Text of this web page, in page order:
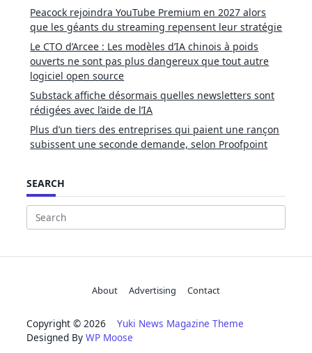
Peacock rejoindra YouTube Premium en 2027 alors
que les géants du streaming repensent leur stratégie
Le CTO d’Arcee : Les modèles d’IA chinois à poids
ouverts ne sont pas plus dangereux que tout autre
logiciel open source
Substack affiche désormais quelles newsletters sont
rédigées avec l’aide de l’IA
Plus d’un tiers des entreprises qui paient une rançon
subissent une seconde demande, selon Proofpoint
SEARCH
Search
About Advertising Contact
Copyright © 2026 Yuki News Magazine Theme
Designed By WP Moose